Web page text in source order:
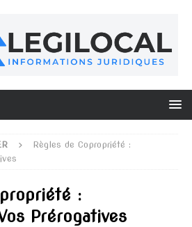
Règles de Copropriété :
:
Prérogatives